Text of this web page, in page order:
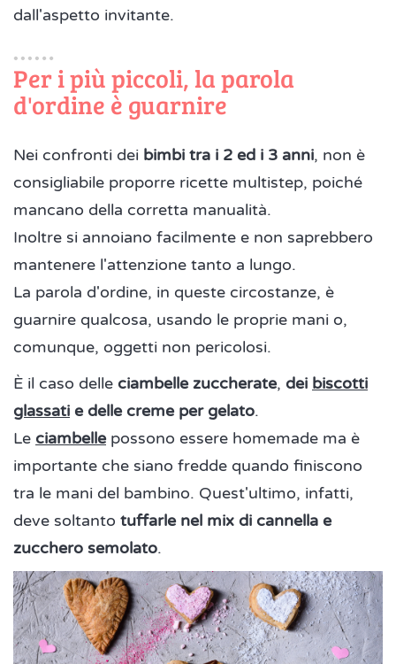
dall'aspetto invitante.
Per i più piccoli, la parola
d'ordine è guarnire
Nei confronti dei bimbi tra i 2 ed i 3 anni, non è
consigliabile proporre ricette multistep, poiché
mancano della corretta manualità.
Inoltre si annoiano facilmente e non saprebbero
mantenere l'attenzione tanto a lungo.
La parola d'ordine, in queste circostanze, è
guarnire qualcosa, usando le proprie mani o,
comunque, oggetti non pericolosi.
È il caso delle ciambelle zuccherate, dei biscotti
glassati e delle creme per gelato.
Le ciambellepossono essere homemade ma è
importante che siano fredde quando finiscono
tra le mani del bambino. Quest'ultimo, infatti,
deve soltanto tuffarle nel mix di cannella e
zucchero semolato.